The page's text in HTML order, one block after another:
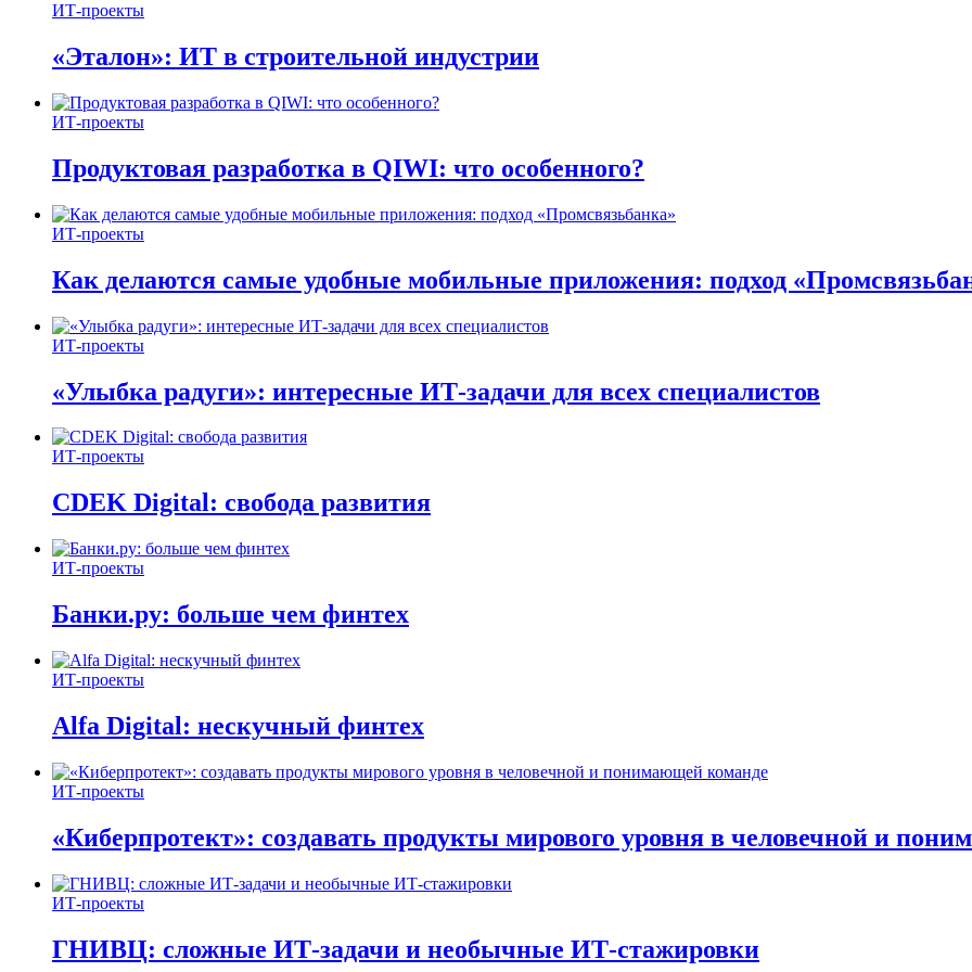
ИТ-проекты
«Эталон»: ИТ в строительной индустрии
ИТ-проекты
Продуктовая разработка в QIWI: что особенного?
ИТ-проекты
Как делаются самые удобные мобильные приложения: подход
ИТ-проекты
«Улыбка радуги»: интересные ИТ-задачи для всех специалистов
ИТ-проекты
CDEK Digital: свобода развития
ИТ-проекты
Банки.ру: больше чем финтех
ИТ-проекты
Alfa Digital: нескучный финтех
ИТ-проекты
«Киберпротект»: создавать продукты мирового уровня в человечной и
ИТ-проекты
ГНИВЦ: сложные ИТ‑задачи и необычные ИТ‑стажировки